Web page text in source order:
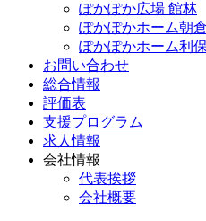
ぽかぽか広場 館林
ぽかぽかホーム朝倉
ぽかぽかホーム利
お問い合わせ
総合情報
評価表
支援プログラム
求人情報
会社情報
代表挨拶
会社概要